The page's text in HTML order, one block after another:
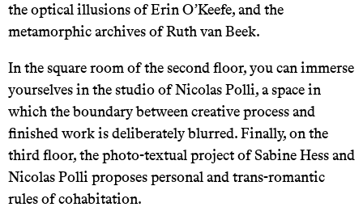
the optical illusions of Erin O’Keefe, and the
metamorphic archives of Ruth van Beek.
In the square room of the second floor, you can immerse
yourselves in the studio of Nicolas Polli, a space in
which the boundary between creative process and
finished work is deliberately blurred. Finally, on the
third floor, the photo-textual project of Sabine Hess and
Nicolas Polli proposes personal and trans-romantic
rules of cohabitation.